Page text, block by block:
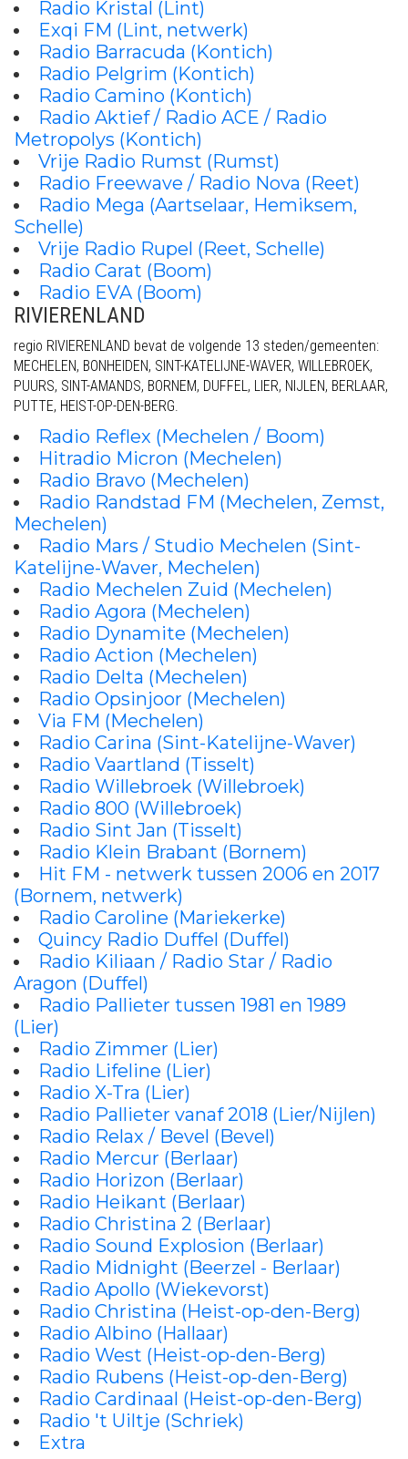
Radio Kristal (Lint)
Exqi FM (Lint, netwerk)
Radio Barracuda (Kontich)
Radio Pelgrim (Kontich)
Radio Camino (Kontich)
Radio Aktief / Radio ACE / Radio
Metropolys (Kontich)
Vrije Radio Rumst (Rumst)
Radio Freewave / Radio Nova (Reet)
Radio Mega (Aartselaar, Hemiksem,
Schelle)
Vrije Radio Rupel (Reet, Schelle)
Radio Carat (Boom)
Radio EVA (Boom)
RIVIERENLAND
regio RIVIERENLAND bevat de volgende 13 steden/gemeenten:
MECHELEN, BONHEIDEN, SINT-KATELIJNE-WAVER, WILLEBROEK,
PUURS, SINT-AMANDS, BORNEM, DUFFEL, LIER, NIJLEN, BERLAAR,
PUTTE, HEIST-OP-DEN-BERG.
Radio Reflex (Mechelen / Boom)
Hitradio Micron (Mechelen)
Radio Bravo (Mechelen)
Radio Randstad FM (Mechelen, Zemst,
Mechelen)
Radio Mars / Studio Mechelen (Sint-
Katelijne-Waver, Mechelen)
Radio Mechelen Zuid (Mechelen)
Radio Agora (Mechelen)
Radio Dynamite (Mechelen)
Radio Action (Mechelen)
Radio Delta (Mechelen)
Radio Opsinjoor (Mechelen)
Via FM (Mechelen)
Radio Carina (Sint-Katelijne-Waver)
Radio Vaartland (Tisselt)
Radio Willebroek (Willebroek)
Radio 800 (Willebroek)
Radio Sint Jan (Tisselt)
Radio Klein Brabant (Bornem)
Hit FM - netwerk tussen 2006 en 2017
(Bornem, netwerk)
Radio Caroline (Mariekerke)
Quincy Radio Duffel (Duffel)
Radio Kiliaan / Radio Star / Radio
Aragon (Duffel)
Radio Pallieter tussen 1981 en 1989
(Lier)
Radio Zimmer (Lier)
Radio Lifeline (Lier)
Radio X-Tra (Lier)
Radio Pallieter vanaf 2018 (Lier/Nijlen)
Radio Relax / Bevel (Bevel)
Radio Mercur (Berlaar)
Radio Horizon (Berlaar)
Radio Heikant (Berlaar)
Radio Christina 2 (Berlaar)
Radio Sound Explosion (Berlaar)
Radio Midnight (Beerzel - Berlaar)
Radio Apollo (Wiekevorst)
Radio Christina (Heist-op-den-Berg)
Radio Albino (Hallaar)
Radio West (Heist-op-den-Berg)
Radio Rubens (Heist-op-den-Berg)
Radio Cardinaal (Heist-op-den-Berg)
Radio 't Uiltje (Schriek)
Extra